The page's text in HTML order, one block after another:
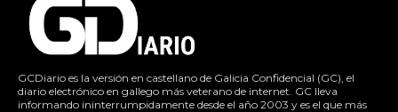
GCDiario es la versión en castellano de Galicia Confidencial (GC), el
diario electrónico en gallego más veterano de internet. GC lleva
informando ininterrumpidamente desde el año 2003 y es el que más